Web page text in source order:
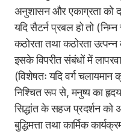
अनुशासन और एकाग्रता को
यदि सैटर्न प्रबल हो तो
कठोरता तथा कठोरता
इसके विपरीत संबंधों में
(विशेषतः यदि वर्ग
निश्चित रूप से, मनुष्य का
सिद्धांत के सहज प्रदर्शन को
बुद्धिमत्ता तथा कार्मिक